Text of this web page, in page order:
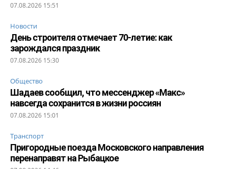
07.08.2026 15:51
Новости
День строителя отмечает 70-летие: как
зарождался праздник
07.08.2026 15:30
Общество
Шадаев сообщил, что мессенджер «Макс»
навсегда сохранится в жизни россиян
07.08.2026 15:01
Транспорт
Пригородные поезда Московского направления
перенаправят на Рыбацкое